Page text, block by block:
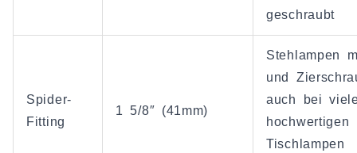
geschraubt
Spider-
Fitting
1 5/8″ (41mm)
Stehlampen
und
auch bei
hochwertigen
Tischlampen